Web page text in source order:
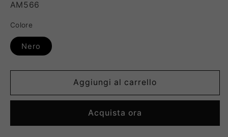
SKU:
AM566
Colore
Nero
Aggiungi al carrello
Acquista ora